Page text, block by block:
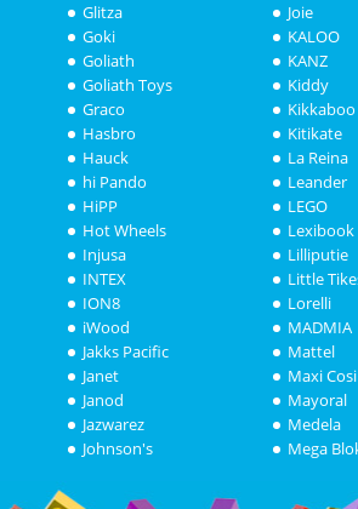
Glitza
Goki
Goliath
Goliath Toys
Graco
Hasbro
Hauck
hi Pando
HiPP
Hot Wheels
Injusa
INTEX
ION8
iWood
Jakks Pacific
Janet
Janod
Jazwarez
Johnson's
Joie
KALOO
KANZ
Kiddy
Kikkaboo
Kitikate
La Reina
Leander
LEGO
Lexibook
Lilliputie
Little
Lorelli
MADMIA
Mattel
Maxi Cosi
Mayoral
Medela
Mega